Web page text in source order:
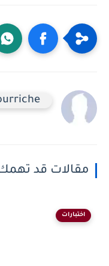
مقالات قد
اختبارات